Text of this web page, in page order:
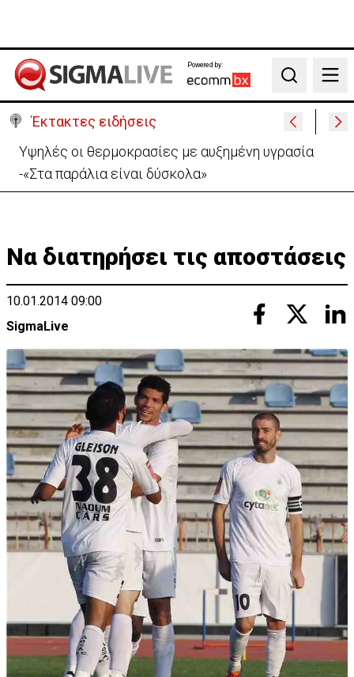
Powered by:
Search
Έκτακτες ειδήσεις
«Βολές» ΠτΔ σε ΔΗΣΥ και ΑΚΕΛ: «Το πάρτι έχει
τελειώσει με τους διορισμούς»
Να διατηρήσει τις αποστάσεις
10.01.2014 09:00
SigmaLive